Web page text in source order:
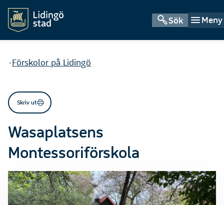
Sök Meny
Du är här:
Förskolor på Lidingö
Skriv ut
Wasaplatsens
Montessoriförskola